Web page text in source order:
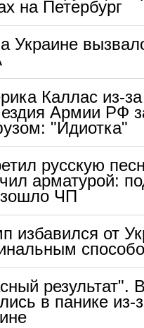
на Петербург
Украине
Каллас из-
Армии РФ
"Идиотка"
русскую
арматурой:
ЧП
избавился от
в панике из-